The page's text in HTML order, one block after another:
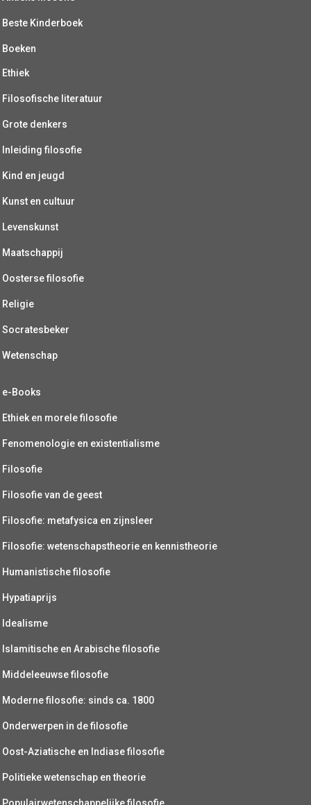
Beste Kinderboek
Boeken
Ethiek
Filosofische literatuur
Grote denkers
Inleiding filosofie
Kind en jeugd
Kunst en cultuur
Levenskunst
Maatschappij
Oosterse filosofie
Religie
Socratesbeker
Wetenschap
e-Books
Ethiek en morele filosofie
Fenomenologie en existentialisme
Filosofie
Filosofie van de geest
Filosofie: metafysica en zijnsleer
Filosofie: wetenschapstheorie en kennistheorie
Humanistische filosofie
Hypatiaprijs
Idealisme
Islamitische en Arabische filosofie
Middeleeuwse filosofie
Moderne filosofie: sinds ca. 1800
Onderwerpen in de filosofie
Oost-Aziatische en Indiase filosofie
Politieke wetenschap en theorie